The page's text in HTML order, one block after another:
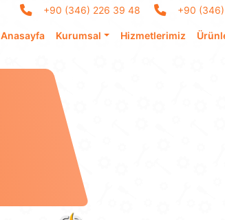
+90 (346) 226 39 48 +90
Anasayfa Kurumsal Hizmetlerimiz